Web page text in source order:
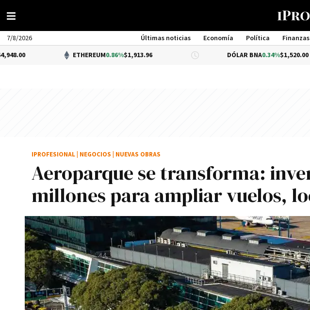
7/8/2026 Últimas noticias Economía Política Finanzas
ETHEREUM 0.86%$1,913.96 DÓLAR BNA 0.34%$1,520.00
Aeroparque se transforma:
millones para ampliar vuelos,
IPROFESIONAL NEGOCIOS NUEVAS OBRAS